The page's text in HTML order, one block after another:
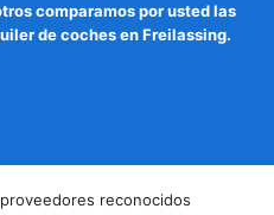
comparamos por usted las
de coches en Freilassing.
reconocidos